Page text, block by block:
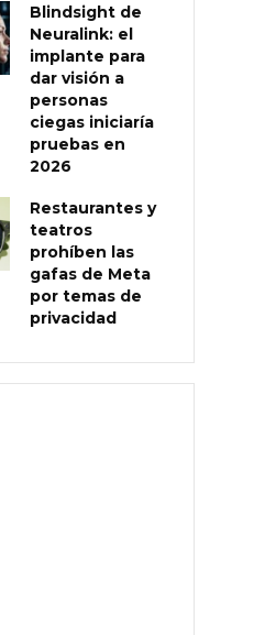
Blindsight de
Neuralink: el
implante para
dar visión a
personas
ciegas iniciaría
pruebas en
2026
Restaurantes y
teatros
prohíben las
gafas de Meta
por temas de
privacidad